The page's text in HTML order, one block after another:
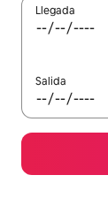
Llegada
Salida